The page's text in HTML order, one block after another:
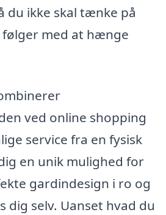
du ikke skal tænke på
med at hænge
ved online shopping
service fra en fysisk
en unik mulighed for
gardindesign i ro og
dig selv. Uanset hvad du